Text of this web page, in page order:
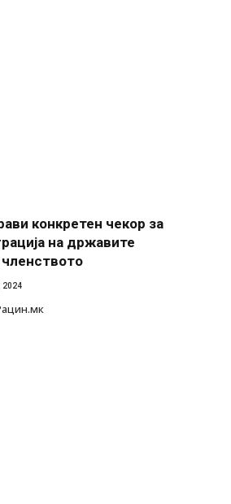
конкретен чекор за
на државите
2024